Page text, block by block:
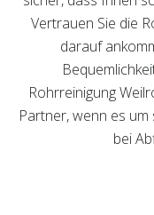
Vertrauen Sie die
darauf
Rohrreinigung
Partner, wenn es
bei